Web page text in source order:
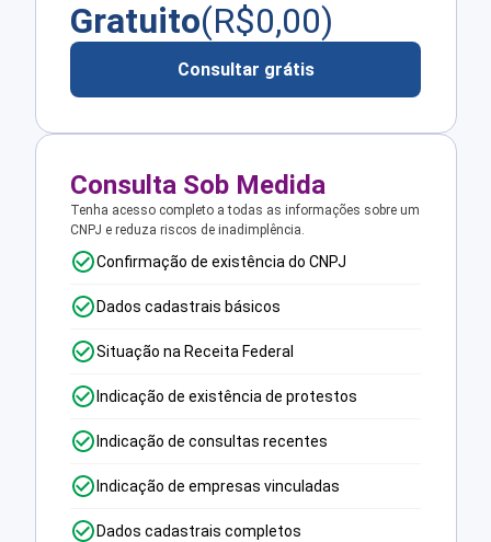
Gratuito(R$0,00)
Consultar grátis
Consulta Sob Medida
Tenha acesso completo a todas as informações sobre um
CNPJ e reduza riscos de inadimplência.
Confirmação de existência do CNPJ
Dados cadastrais básicos
Situação na Receita Federal
Indicação de existência de protestos
Indicação de consultas recentes
Indicação de empresas vinculadas
Dados cadastrais completos